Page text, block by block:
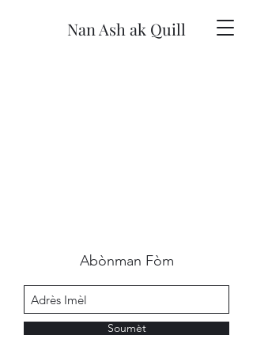
Nan Ash ak Quill
Abònman Fòm
Soumèt